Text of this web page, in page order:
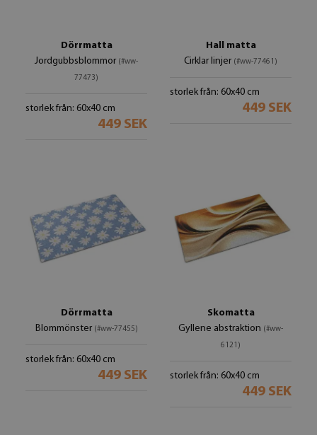
Dörrmatta
Jordgubbsblommor (#ww-
77473)
storlek från: 60x40 cm
449 SEK
Hall matta
Cirklar linjer (#ww-77461)
storlek från: 60x40 cm
449 SEK
Dörrmatta
Blommönster (#ww-77455)
storlek från: 60x40 cm
449 SEK
Skomatta
Gyllene abstraktion (#ww-
6121)
storlek från: 60x40 cm
449 SEK